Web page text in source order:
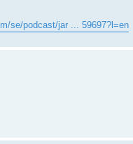
se/podcast/jar ... 59697?l=en